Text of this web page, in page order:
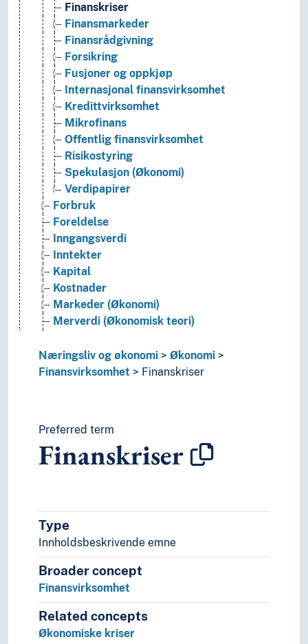
Finanskriser
Finansmarkeder
Finansrådgivning
Forsikring
Fusjoner og oppkjøp
Internasjonal finansvirksomhet
Kredittvirksomhet
Mikrofinans
Offentlig finansvirksomhet
Risikostyring
Spekulasjon (Økonomi)
Verdipapirer
Forbruk
Foreldelse
Inngangsverdi
Inntekter
Kapital
Kostnader
Markeder (Økonomi)
Merverdi (Økonomisk teori)
Oppgjør (Økonomi)
Selvforsyning
Økonomisk planlegging
Økonomisk samarbeid
Økonomiske reformer
Økonomiske teorier
Økonomiske transaksjoner
Pedagogikk
Psykologi
Realfag
Næringsliv og økonomi
Økonomi
Finansvirksomhet
Finanskriser
Preferred term
Finanskriser
Type
Innholdsbeskrivende emne
Broader concept
Finansvirksomhet
Related concepts
Økonomiske kriser